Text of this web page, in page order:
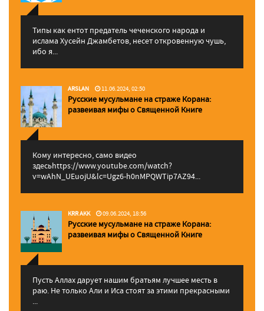
Типы как ентот предатель чеченского народа и
ислама Хусейн Джамбетов, несет откровенную чушь,
ибо я...
ARSLAN 11.06.2024, 02:50
Русские мусульмане на страже Корана:
pазвеивая мифы о Священной Книге
Кому интересно, само видео
здесьhttps://www.youtube.com/watch?
v=wAhN_UEuojU&lc=Ugz6-h0nMPQWTip7AZ94...
KRR AKK 09.06.2024, 18:56
Русские мусульмане на страже Корана:
pазвеивая мифы о Священной Книге
Пусть Аллах дарует нашим братьям лучшее месть в
раю. Не только Али и Иса стоят за этими прекрасными
...